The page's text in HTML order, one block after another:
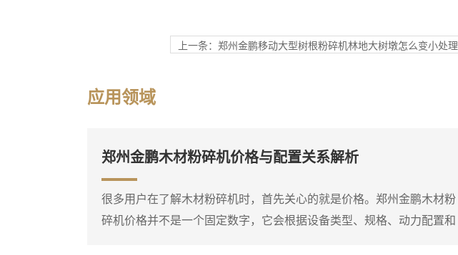
上一条：郑州金鹏移动大型树根粉碎机林地大树墩怎么变小处理
应用领域
郑州金鹏木材粉碎机价格与配置关系解析
很多用户在了解木材粉碎机时，首先关心的就是价格。郑州金鹏木材粉
碎机价格并不是一个固定数字，它会根据设备类型、规格、动力配置和